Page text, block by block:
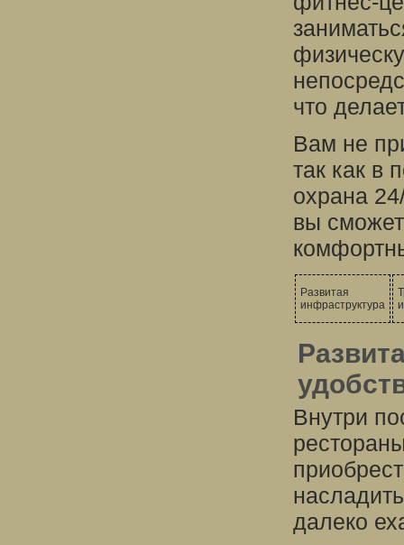
что
Вам не
так как в
охрана
вы
Развитая
инфраструктура
Внутри
далеко